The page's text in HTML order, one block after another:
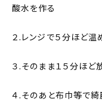
酸水を作る
２.レンジで５分ほど温
３.そのまま１５分ほど
４.そのあと布巾等で綺